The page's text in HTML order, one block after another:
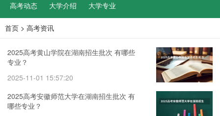
高考动态 大学介绍 大学专业
首页 > 高考资讯
2025高考黄山学院在湖南招生批次 有哪些
专业？
2025-11-01 15:57:20
2025高考安徽师范大学在湖南招生批次 有
哪些专业？